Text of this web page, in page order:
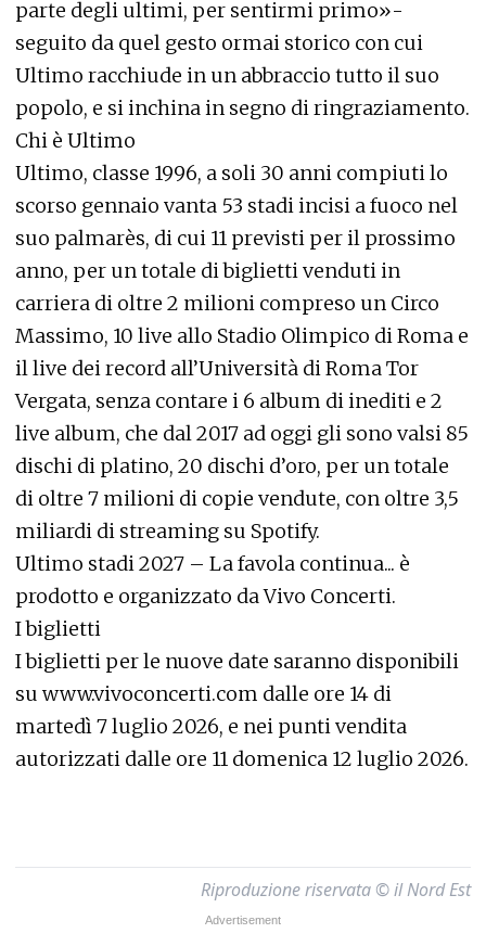
parte degli ultimi, per sentirmi primo»-
seguito da quel gesto ormai storico con cui
Ultimo racchiude in un abbraccio tutto il suo
popolo, e si inchina in segno di ringraziamento.
Chi è Ultimo
Ultimo, classe 1996, a soli 30 anni compiuti lo
scorso gennaio vanta 53 stadi incisi a fuoco nel
suo palmarès, di cui 11 previsti per il prossimo
anno, per un totale di biglietti venduti in
carriera di oltre 2 milioni compreso un Circo
Massimo, 10 live allo Stadio Olimpico di Roma e
il live dei record all’Università di Roma Tor
Vergata, senza contare i 6 album di inediti e 2
live album, che dal 2017 ad oggi gli sono valsi 85
dischi di platino, 20 dischi d’oro, per un totale
di oltre 7 milioni di copie vendute, con oltre 3,5
miliardi di streaming su Spotify.
Ultimo stadi 2027 – La favola continua... è
prodotto e organizzato da Vivo Concerti.
I biglietti
I biglietti per le nuove date saranno disponibili
suwww.vivoconcerti.com dalle ore 14 di
martedì 7 luglio 2026, e nei punti vendita
autorizzati dalle ore 11 domenica 12 luglio 2026.
Riproduzione riservata © il Nord Est